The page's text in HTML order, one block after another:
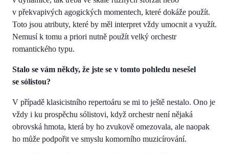
v překvapivých agogických momentech, které dokáže použít.
Toto jsou atributy, které by měl interpret vždy umocnit a využít.
Nemusí k tomu a priori nutně použít velký orchestr
romantického typu.
Stalo se vám někdy, že jste se v tomto pohledu nesešel
se sólistou?
V případě klasicistního repertoáru se mi to ještě nestalo. Ono je
vždy i ku prospěchu sólistovi, když orchestr není nějaká
obrovská hmota, která by ho zvukově omezovala, ale naopak
ho může podpořit ve smyslu komorního muzicírování.